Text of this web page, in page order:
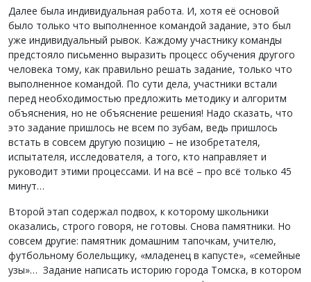
Далее была индивидуальная работа. И, хотя её основой
было только что выполненное командой задание, это был
уже индивидуальный рывок. Каждому участнику команды
предстояло письменно выразить процесс обучения другого
человека тому, как правильно решать задание, только что
выполненное командой. По сути дела, участники встали
перед необходимостью предложить методику и алгоритм
объяснения, но не объяснение решения! Надо сказать, что
это задание пришлось не всем по зубам, ведь пришлось
встать в совсем другую позицию – не изобретателя,
испытателя, исследователя, а того, кто направляет и
руководит этими процессами. И на всё – про всё только 45
минут…
Второй этап содержал подвох, к которому школьники
оказались, строго говоря, не готовы. Снова памятники. Но
совсем другие: памятник домашним тапочкам, учителю,
футбольному болельщику, «младенец в капусте», «семейные
узы»… Задание написать историю города Томска, в котором